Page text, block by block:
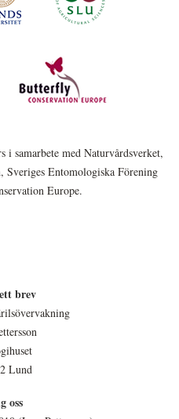
samarbete med Naturvårdsverket,
Entomologiska Förening
Europe.
brev
Lund
oss